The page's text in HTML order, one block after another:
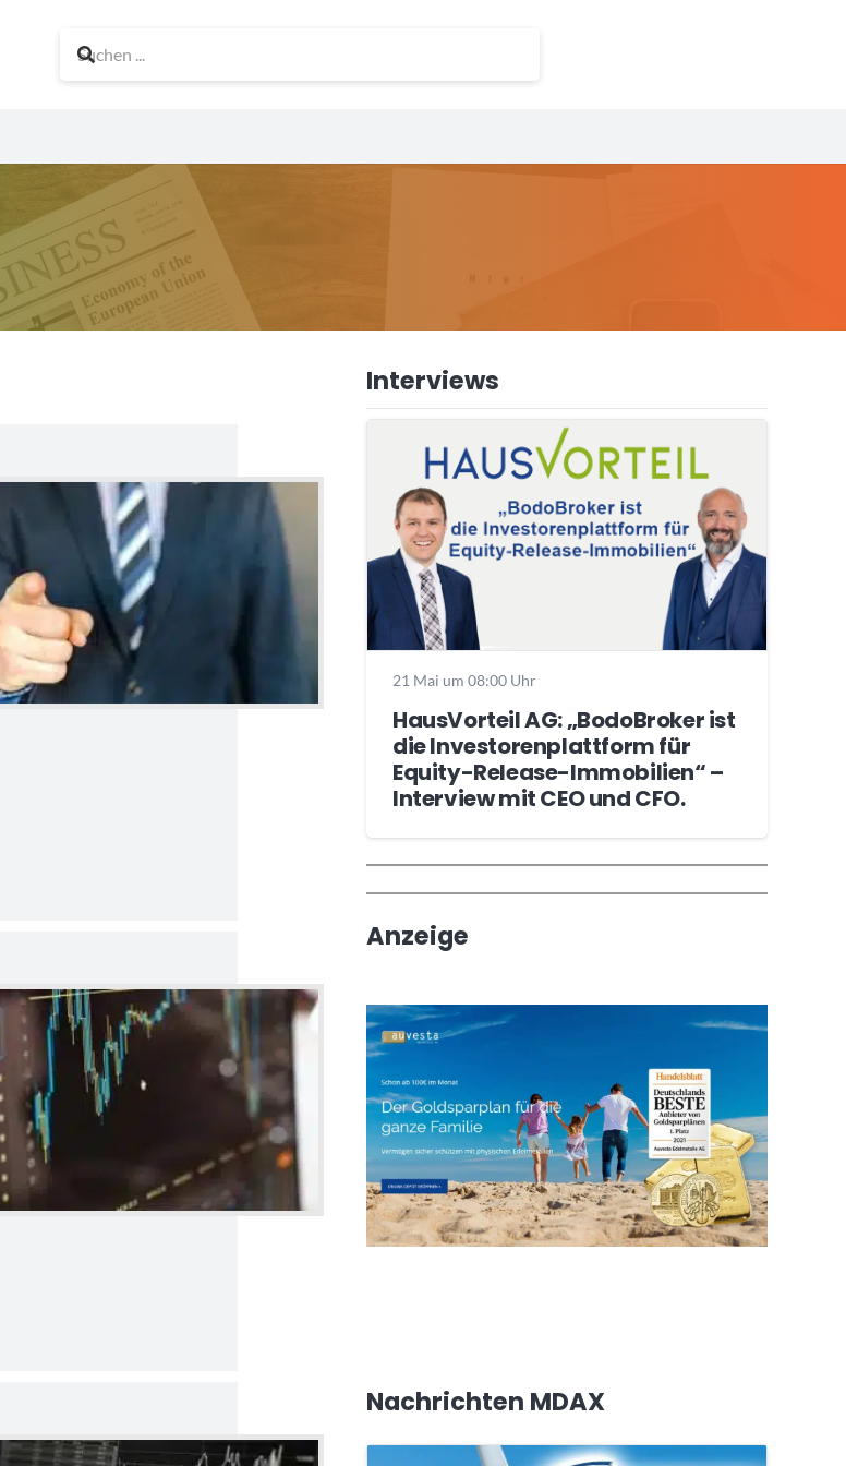
Interviews
21 Mai um 08:00 Uhr
HausVorteil AG: „BodoBroker ist
die Investorenplattform für
Equity-Release-Immobilien“ –
Interview mit CEO und CFO.
Wochenrückblick
Trendthemen
Anzeige
Nachrichten MDAX